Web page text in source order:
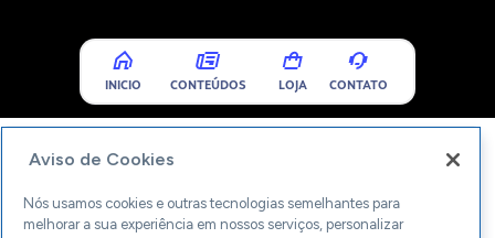
INICIO CONTEÚDOS LOJA CONTATO
Aviso de Cookies
Nós usamos cookies e outras tecnologias semelhantes para
melhorar a sua experiência em nossos serviços, personalizar